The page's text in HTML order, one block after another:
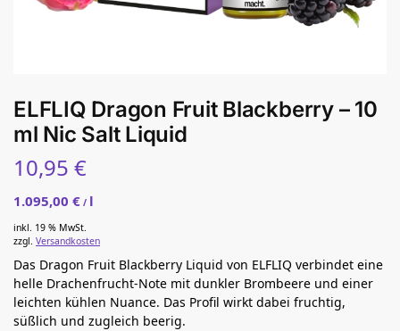
ELFLIQ Dragon Fruit Blackberry – 10
ml Nic Salt Liquid
10,95 €
1.095,00 € / l
inkl. 19 % MwSt.
zzgl. Versandkosten
Das Dragon Fruit Blackberry Liquid von ELFLIQ verbindet eine
helle Drachenfrucht-Note mit dunkler Brombeere und einer
leichten kühlen Nuance. Das Profil wirkt dabei fruchtig,
süßlich und zugleich beerig.